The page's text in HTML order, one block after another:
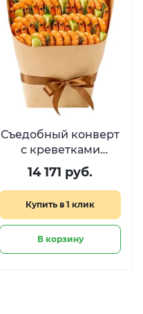
Съедобный конверт
с креветками
«Креветочный
Десант»
14 171 руб.
Купить в 1 клик
В корзину